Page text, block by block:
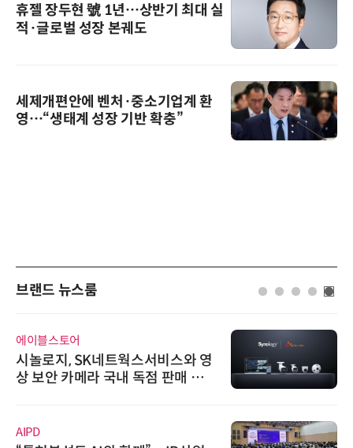
휴젤 장두현 號 1년…상반기 최대 실
적·글로벌 성장 본궤도
세제개편안에 벤처·중소기업계 환
영…“생태계 성장 기반 확충”
브랜드 뉴스룸
에이블스토어
시놀로지, SK네트웍스서비스와 영
상 보안 카메라 국내 독점 판매 파
AIPD